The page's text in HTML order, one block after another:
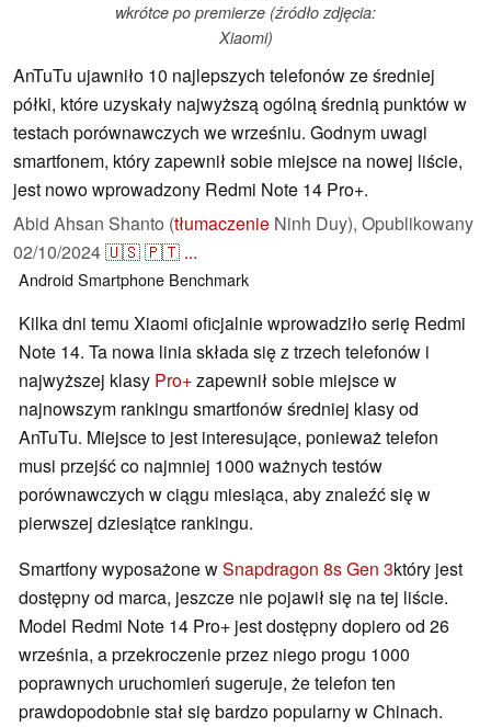
wkrótce po premierze (źródło zdjęcia:
Xiaomi)
AnTuTu ujawniło 10 najlepszych telefonów ze średniej
półki, które uzyskały najwyższą ogólną średnią punktów w
testach porównawczych we wrześniu. Godnym uwagi
smartfonem, który zapewnił sobie miejsce na nowej liście,
jest nowo wprowadzony Redmi Note 14 Pro+.
Abid Ahsan Shanto (tłumaczenie Ninh Duy), Opublikowany
02/10/2024🇺🇸🇵🇹 ...
AndroidSmartphone Benchmark
Kilka dni temu Xiaomi oficjalnie wprowadziło serię Redmi
Note 14. Ta nowa linia składa się z trzech telefonów i
najwyższej klasy Pro+zapewnił sobie miejsce w
najnowszym rankingu smartfonów średniej klasy od
AnTuTu. Miejsce to jest interesujące, ponieważ telefon
musi przejść co najmniej 1000 ważnych testów
porównawczych w ciągu miesiąca, aby znaleźć się w
pierwszej dziesiątce rankingu.
Smartfony wyposażone wSnapdragon 8s Gen 3który jest
dostępny od marca, jeszcze nie pojawił się na tej liście.
Model Redmi Note 14 Pro+ jest dostępny dopiero od 26
września, a przekroczenie przez niego progu 1000
poprawnych uruchomień sugeruje, że telefon ten
prawdopodobnie stał się bardzo popularny w Chinach.